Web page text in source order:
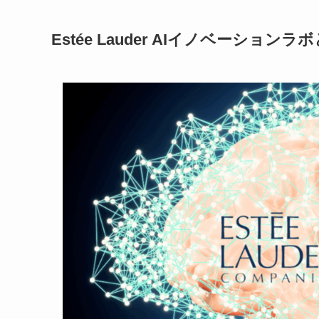
Estée Lauder AIイノベーションラボ